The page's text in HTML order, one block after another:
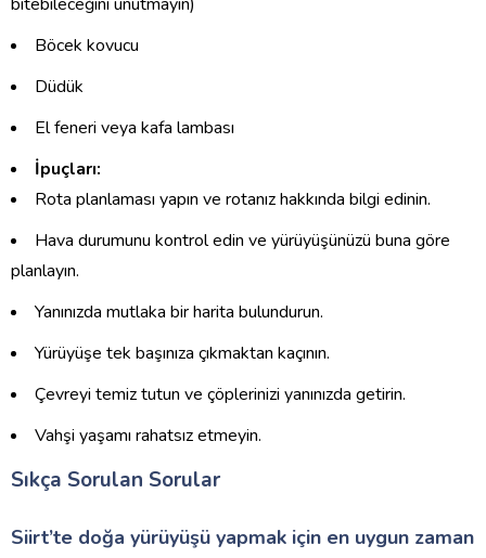
Böcek kovucu
Düdük
El feneri veya kafa lambası
İpuçları:
Rota planlaması yapın ve rotanız hakkında bilgi edinin.
Hava durumunu kontrol edin ve yürüyüşünüzü buna göre
planlayın.
Yanınızda mutlaka bir harita bulundurun.
Yürüyüşe tek başınıza çıkmaktan kaçının.
Çevreyi temiz tutun ve çöplerinizi yanınızda getirin.
Vahşi yaşamı rahatsız etmeyin.
Sıkça Sorulan Sorular
Siirt’te doğa yürüyüşü yapmak için en uygun zaman